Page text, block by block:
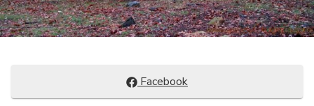
Compartir
en
Facebook